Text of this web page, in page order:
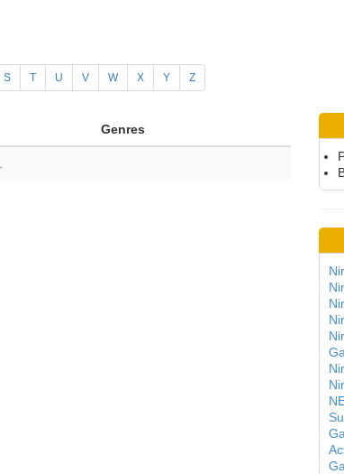
S T U V W X Y Z
Genres